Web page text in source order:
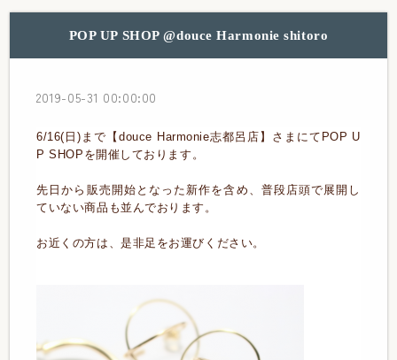
POP UP SHOP @douce Harmonie shitoro
2019-05-31 00:00:00
6/16(日)まで【douce Harmonie志都呂店】さまにてPOP U
P SHOPを開催しております。
先日から販売開始となった新作を含め、普段店頭で展開し
ていない商品も並んでおります。
お近くの方は、是非足をお運びください。